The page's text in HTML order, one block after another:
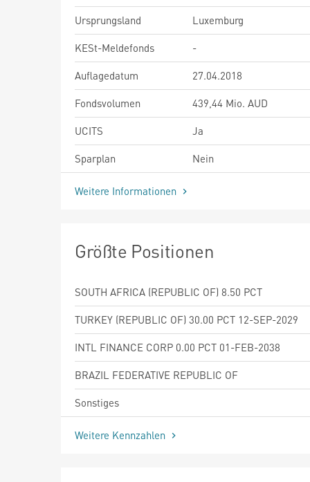
Ursprungsland
Luxemburg
KESt-Meldefonds
-
Auflagedatum
27.04.2018
Fondsvolumen
439,44 Mio. AUD
UCITS
Ja
Sparplan
Nein
Weitere Informationen
Größte Positionen
SOUTH AFRICA (REPUBLIC OF) 8.50 PCT
TURKEY (REPUBLIC OF) 30.00 PCT 12-SEP-2029
INTL FINANCE CORP 0.00 PCT 01-FEB-2038
BRAZIL FEDERATIVE REPUBLIC OF
Sonstiges
Weitere Kennzahlen